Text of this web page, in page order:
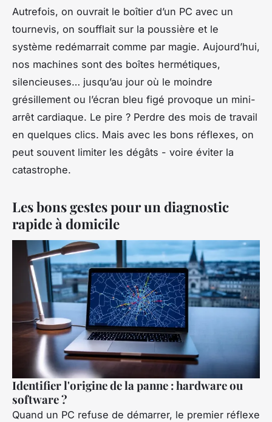
Autrefois, on ouvrait le boîtier d’un PC avec un
tournevis, on soufflait sur la poussière et le
système redémarrait comme par magie. Aujourd’hui,
nos machines sont des boîtes hermétiques,
silencieuses… jusqu’au jour où le moindre
grésillement ou l’écran bleu figé provoque un mini-
arrêt cardiaque. Le pire ? Perdre des mois de travail
en quelques clics. Mais avec les bons réflexes, on
peut souvent limiter les dégâts - voire éviter la
catastrophe.
Les bons gestes pour un diagnostic
rapide à domicile
Identifier l'origine de la panne : hardware ou
software ?
Quand un PC refuse de démarrer, le premier réflexe